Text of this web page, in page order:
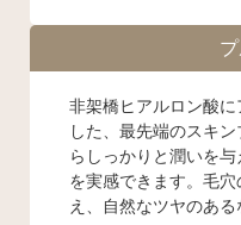
非架橋ヒアルロン酸
した、最先端のスキ
らしっかりと潤いを
を実感できます。毛
え、自然なツヤのある